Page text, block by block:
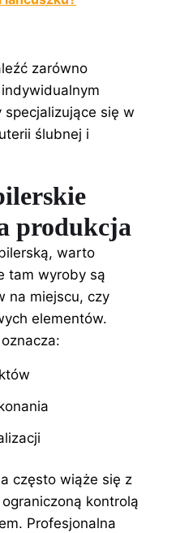
zarówno
specjalizujące się w
ślubnej i
produkcja
warto
tam wyroby są
na miejscu, czy
elementów.
często wiąże się z
kontrolą
Profesjonalna